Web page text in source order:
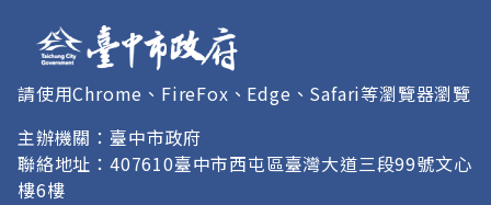
請使用Chrome、FireFox、Edge、Safari等瀏覽器瀏覽
主辦機關：臺中市政府
聯絡地址：407610臺中市西屯區臺灣大道三段99號文心
樓6樓